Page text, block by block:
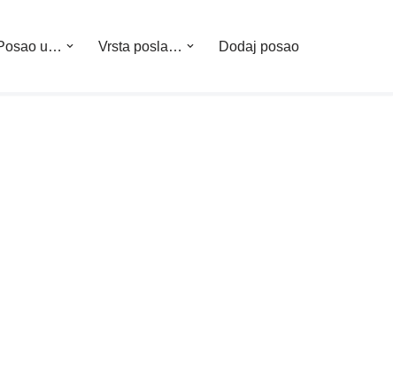
u… Vrsta posla… Dodaj posao